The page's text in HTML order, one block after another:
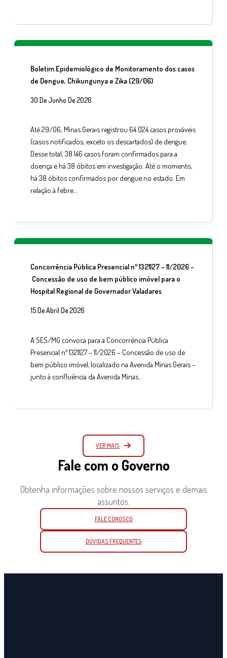
Boletim Epidemiológico de Monitoramento dos casos
de Dengue, Chikungunya e Zika (29/06)
30 De Junho De 2026
Até 29/06, Minas Gerais registrou 64.024 casos prováveis
(casos notificados, exceto os descartados) de dengue.
Desse total, 38.146 casos foram confirmados para a
doença e há 38 óbitos em investigação. Até o momento,
há 38 óbitos confirmados por dengue no estado. Em
relação à febre…
Concorrência Pública Presencial nº 1321127 – 11/2026 –
Concessão de uso de bem público imóvel para o
Hospital Regional de Governador Valadares
15 De Abril De 2026
A SES/MG convoca para a Concorrência Pública
Presencial nº 1321127 – 11/2026 – Concessão de uso de
bem público imóvel, localizado na Avenida Minas Gerais –
junto à confluência da Avenida Minas…
VER MAIS
Fale com o Governo
Obtenha informações sobre nossos serviços e demais
assuntos.
FALE CONOSCO
DÚVIDAS FREQUENTES